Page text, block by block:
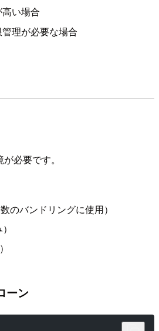
い場合
理が必要な場合
必要です。
のバンドリングに使用）
ーン